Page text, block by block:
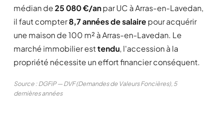
médian de25 080 €/anpar UC à Arras-en-Lavedan,
il faut compter8,7 années de salairepour acquérir
une maison de 100 m² à Arras-en-Lavedan. Le
marché immobilier esttendu, l'accession à la
propriété nécessite un effort financier conséquent.
Source : DGFiP — DVF (Demandes de Valeurs Foncières), 5
dernières années